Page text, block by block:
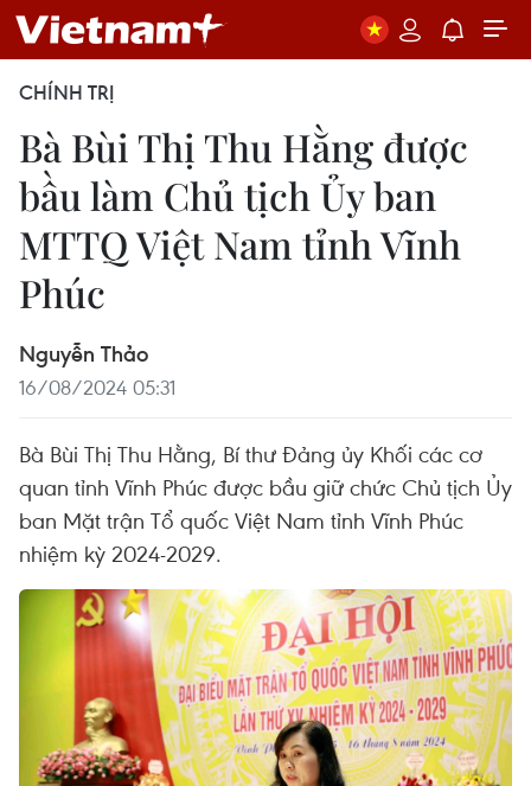
CHÍNH TRỊ
Bà Bùi Thị Thu Hằng được
bầu làm Chủ tịch Ủy ban
MTTQ Việt Nam tỉnh Vĩnh
Phúc
Nguyễn Thảo
16/08/2024 05:31
Bà Bùi Thị Thu Hằng, Bí thư Đảng ủy Khối các cơ
quan tỉnh Vĩnh Phúc được bầu giữ chức Chủ tịch Ủy
ban Mặt trận Tổ quốc Việt Nam tỉnh Vĩnh Phúc
nhiệm kỳ 2024-2029.